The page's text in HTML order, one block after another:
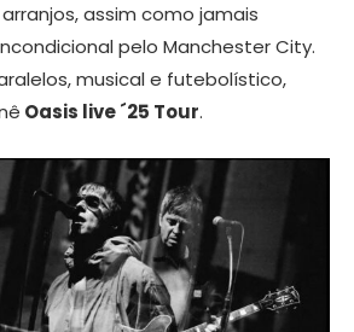
assim como jamais
pelo Manchester City.
musical e futebolístico,
Oasis live ´25 Tour.